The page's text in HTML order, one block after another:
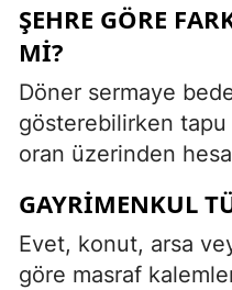
ŞEHRE GÖRE
MI?
Döner sermaye
gösterebilirken tapu
oran üzerinden
GAYRIMENKUL
Evet, konut, arsa
göre masraf